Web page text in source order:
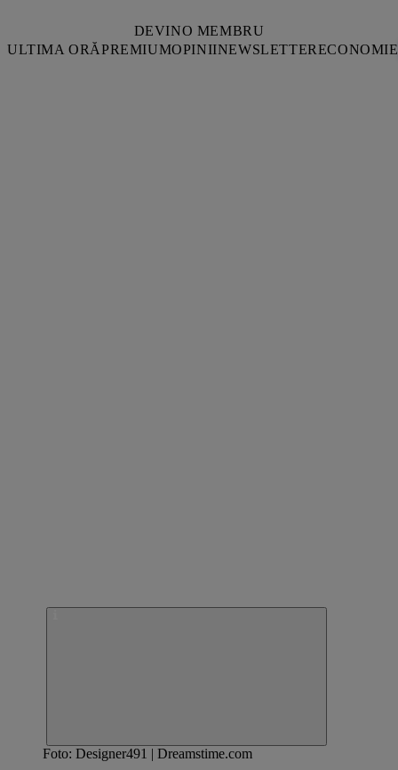
DEVINO MEMBRU
ULTIMA ORĂPREMIUMOPINIINEWSLETTERECONOMIE
Foto: Designer491 | Dreamstime.com